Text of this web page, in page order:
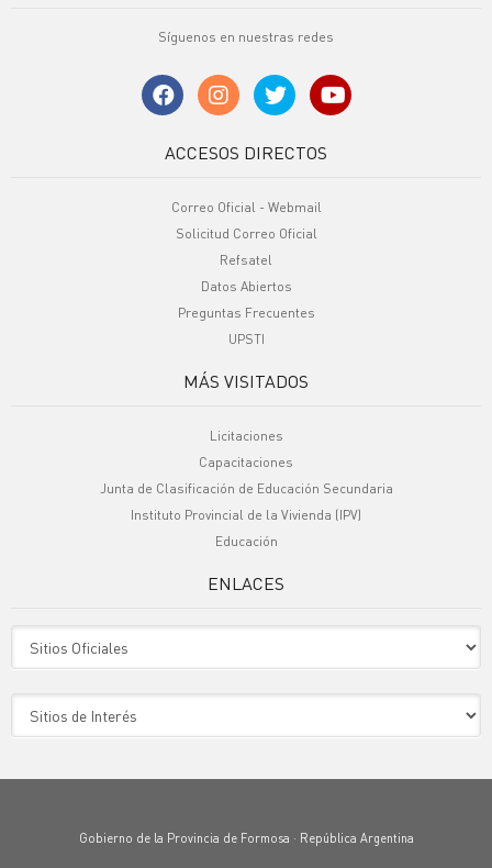
Síguenos en nuestras redes
ACCESOS DIRECTOS
Correo Oficial - Webmail
Solicitud Correo Oficial
Refsatel
Datos Abiertos
Preguntas Frecuentes
UPSTI
MÁS VISITADOS
Licitaciones
Capacitaciones
Junta de Clasificación de Educación Secundaria
Instituto Provincial de la Vivienda (IPV)
Educación
ENLACES
Gobierno de la Provincia de Formosa · República Argentina